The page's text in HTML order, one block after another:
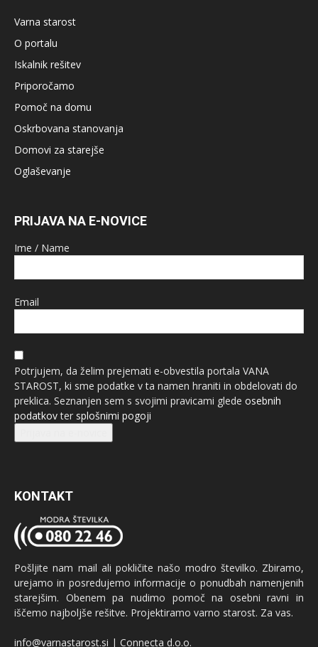
Varna starost
O portalu
Iskalnik rešitev
Priporočamo
Pomoč na domu
Oskrbovana stanovanja
Domovi za starejše
Oglaševanje
PRIJAVA NA E-NOVICE
Ime / Name
Email
Potrjujem, da želim prejemati e-obvestila portala VANA
STAROST, ki sme podatke v ta namen hraniti in obdelovati do
preklica. Seznanjen sem s svojimi pravicami glede osebnih
podatkovter splošnimi pogoji
KONTAKT
Pošljite nam mail ali pokličite našo modro številko. Zbiramo,
urejamo in posredujemo informacije o ponudbah namenjenih
starejšim. Obenem pa nudimo pomoč na osebni ravni in
iščemo najboljše rešitve. Projektiramo varno starost. Za vas.
info@varnastarost.si | Connecta d.o.o.